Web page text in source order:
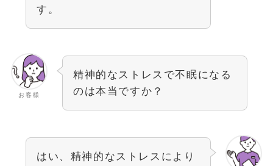
す。
お客様
精神的なストレスで不眠になる
のは本当ですか？
はい、精神的なストレスにより